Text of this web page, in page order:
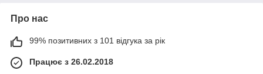
Про нас
99% позитивних з 101 відгука за рік
Працює з 26.02.2018